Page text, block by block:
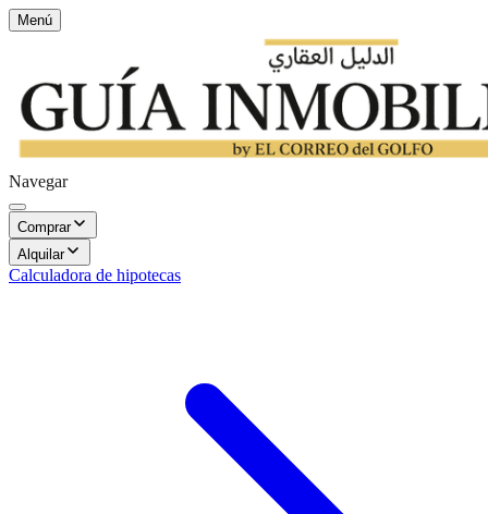
Menú
Navegar
Comprar
Alquilar
Calculadora de hipotecas